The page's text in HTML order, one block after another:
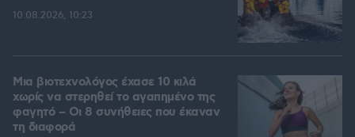
10.08.2026, 10:23
Μια βιοτεχνολόγος έχασε 10 κιλά
χωρίς να στερηθεί το αγαπημένο της
φαγητό – Οι 8 συνήθειες που έκαναν
τη διαφορά